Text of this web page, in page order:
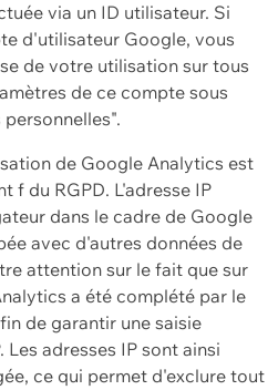
via un ID utilisateur. Si
d'utilisateur Google, vous
de votre utilisation sur tous
de ce compte sous
de Google Analytics est
f du RGPD. L'adresse IP
dans le cadre de Google
avec d'autres données de
attention sur le fait que sur
a été complété par le
de garantir une saisie
Les adresses IP sont ainsi
ce qui permet d'exclure tout